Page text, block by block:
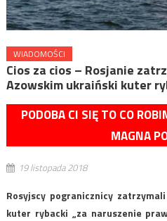
WIADOMOŚCI
Cios za cios – Rosjanie
Azowskim ukraiński kuter
PODOBA CI SIĘ TO CO
MAGNA
19 listopada 2018
Rosyjscy pogranicznicy
kuter rybacki „za naruszenie